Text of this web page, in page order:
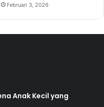
Februari 3, 2026
Anak Kecil yang